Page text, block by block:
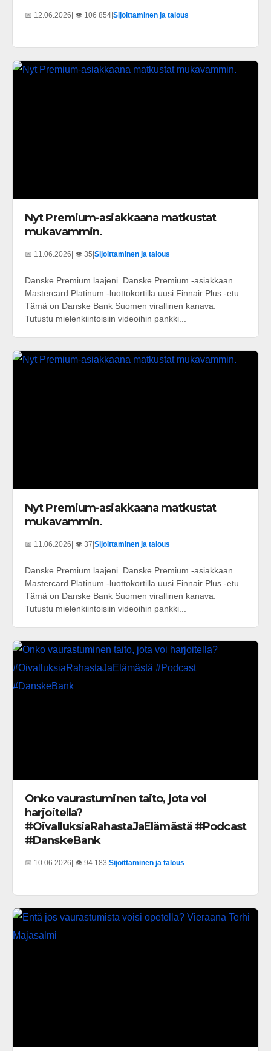
📅 12.06.2026| 👁️ 106 854|Sijoittaminen ja talous
Nyt Premium-asiakkaana matkustat
mukavammin.
📅 11.06.2026 | 👁️ 35 Sijoittaminen ja talous
Danske Premium laajeni. Danske Premium -asiakkaan
Mastercard Platinum -luottokortilla uusi Finnair Plus -etu.
Tämä on Danske Bank Suomen virallinen kanava.
Tutustu mielenkiintoisiin videoihin pankki...
Nyt Premium-asiakkaana matkustat
mukavammin.
📅 11.06.2026 | 👁️ 37 Sijoittaminen ja talous
Danske Premium laajeni. Danske Premium -asiakkaan
Mastercard Platinum -luottokortilla uusi Finnair Plus -etu.
Tämä on Danske Bank Suomen virallinen kanava.
Tutustu mielenkiintoisiin videoihin pankki...
Onko vaurastuminen taito, jota voi
harjoitella?
#OivalluksiaRahastaJaElämästä #Podcast
#DanskeBank
📅 10.06.2026| 👁️ 94 183|Sijoittaminen ja talous